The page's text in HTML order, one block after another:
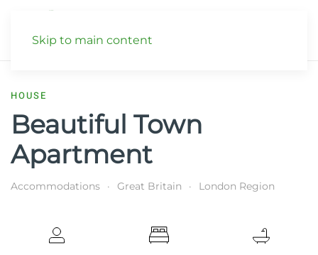
Skip to main content
HOUSE
Beautiful Town
Apartment
Accommodations Great Britain London Region